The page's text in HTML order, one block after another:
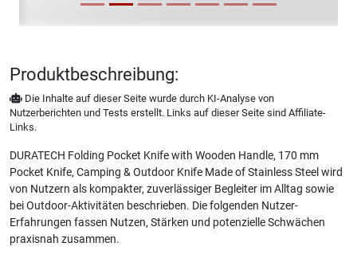
Produktbeschreibung:
Die Inhalte auf dieser Seite wurde durch KI-Analyse von
Nutzerberichten und Tests erstellt. Links auf dieser Seite sind Affiliate-
Links.
DURATECH Folding Pocket Knife with Wooden Handle, 170 mm
Pocket Knife, Camping & Outdoor Knife Made of Stainless Steel wird
von Nutzern als kompakter, zuverlässiger Begleiter im Alltag sowie
bei Outdoor-Aktivitäten beschrieben. Die folgenden Nutzer-
Erfahrungen fassen Nutzen, Stärken und potenzielle Schwächen
praxisnah zusammen.